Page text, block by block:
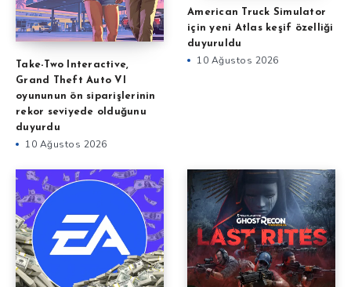
Take-Two Interactive,
Grand Theft Auto VI
oyununun ön siparişlerinin
rekor seviyede olduğunu
duyurdu
10 Ağustos 2026
American Truck Simulator
için yeni Atlas keşif özelliği
duyuruldu
10 Ağustos 2026